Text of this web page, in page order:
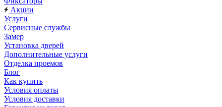
Акции
Услуги
Сервисные службы
Замер
Установка дверей
Дополнительные услуги
Отделка проемов
Блог
Как купить
Условия оплаты
Условия доставки